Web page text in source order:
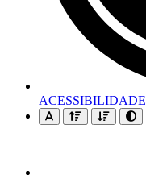
ACESSIBILIDADE